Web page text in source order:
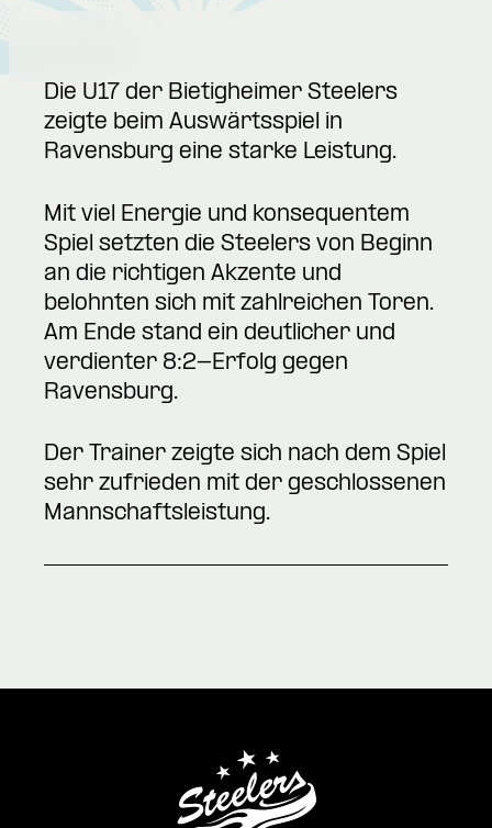
Die U17 der Bietigheimer Steelers
zeigte beim Auswärtsspiel in
Ravensburg eine starke Leistung.
Mit viel Energie und konsequentem
Spiel setzten die Steelers von Beginn
an die richtigen Akzente und
belohnten sich mit zahlreichen Toren.
Am Ende stand ein deutlicher und
verdienter 8:2-Erfolg gegen
Ravensburg.
Der Trainer zeigte sich nach dem Spiel
sehr zufrieden mit der geschlossenen
Mannschaftsleistung.